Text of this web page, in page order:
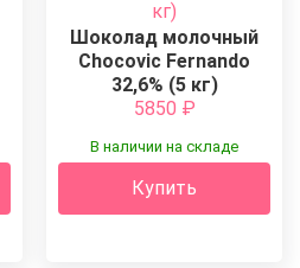
Шоколад молочный
Chocovic Fernando
32,6% (5 кг)
5850 ₽
В наличии на складе
Купить